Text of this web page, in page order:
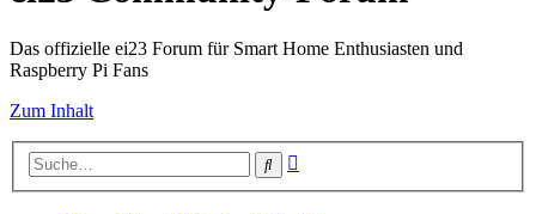
Das offizielle ei23 Forum für Smart Home Enthusiasten und
Raspberry Pi Fans
Zum Inhalt
Suche